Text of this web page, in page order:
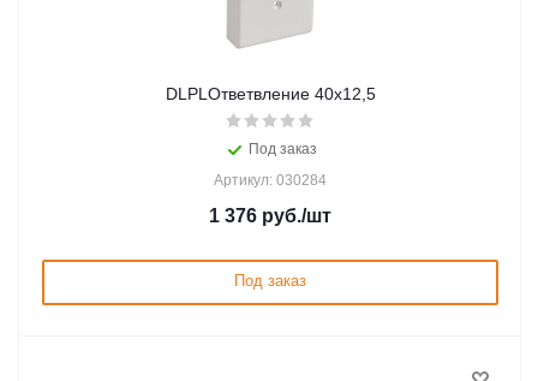
DLPLОтветвление 40х12,5
Под заказ
Артикул: 030284
1 376 руб./шт
Под заказ